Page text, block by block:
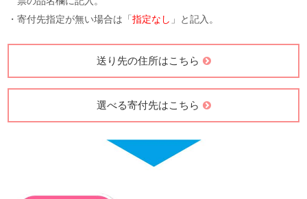
・寄付先指定が無い場合は「指定なし 」と記入。
送り先の住所はこちら
選べる寄付先はこちら